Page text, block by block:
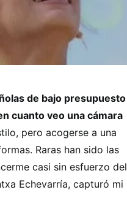
de bajo presupuesto
cuanto veo una cámara
pero acogerse a una
Raras han sido las
casi sin esfuerzo del
Echevarría, capturó mi